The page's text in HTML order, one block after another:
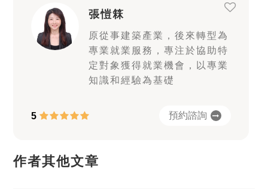
張愷箖
原從事建築產業，後來轉型為
專業就業服務，專注於協助特
定對象獲得就業機會，以專業
知識和經驗為基礎
5 預約諮詢
作者其他文章